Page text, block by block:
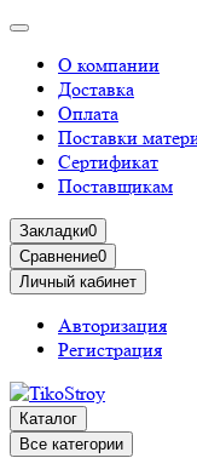
О компании
Доставка
Оплата
Поставки
Сертификат
Поставщикам
Закладки0
Сравнение0
Личный кабинет
Авторизация
Регистрация
Каталог
Все категории